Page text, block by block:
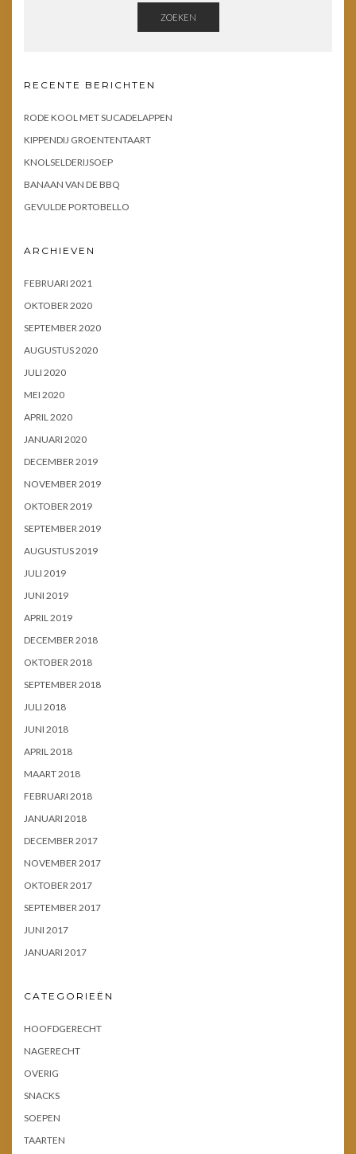
ZOEKEN
RECENTE BERICHTEN
RODE KOOL MET SUCADELAPPEN
KIPPENDIJ GROENTENTAART
KNOLSELDERIJSOEP
BANAAN VAN DE BBQ
GEVULDE PORTOBELLO
ARCHIEVEN
FEBRUARI 2021
OKTOBER 2020
SEPTEMBER 2020
AUGUSTUS 2020
JULI 2020
MEI 2020
APRIL 2020
JANUARI 2020
DECEMBER 2019
NOVEMBER 2019
OKTOBER 2019
SEPTEMBER 2019
AUGUSTUS 2019
JULI 2019
JUNI 2019
APRIL 2019
DECEMBER 2018
OKTOBER 2018
SEPTEMBER 2018
JULI 2018
JUNI 2018
APRIL 2018
MAART 2018
FEBRUARI 2018
JANUARI 2018
DECEMBER 2017
NOVEMBER 2017
OKTOBER 2017
SEPTEMBER 2017
JUNI 2017
JANUARI 2017
CATEGORIEËN
HOOFDGERECHT
NAGERECHT
OVERIG
SNACKS
SOEPEN
TAARTEN